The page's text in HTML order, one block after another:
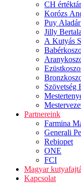
CH értéktár
Korózs
Puy
Jilly
A Kutyás
Szövetség
Partnereink
Farmina
Generali
Rebiopet
ONE
FCI
Magyar
Kapcsolat